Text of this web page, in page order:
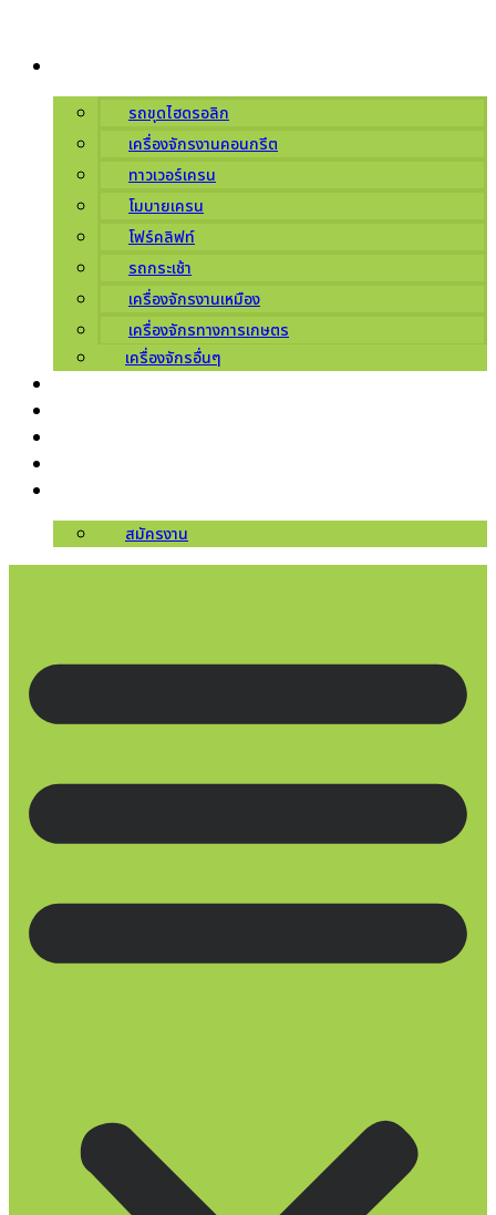
content
รถขุดไฮดรอลิก
เครื่องจักรงานคอนกรีต
ทาวเวอร์เครน
โมบายเครน
โฟร์คลิฟท์
รถกระเช้า
เครื่องจักรงานเหมือง
เครื่องจักรทางการเกษตร
เครื่องจักรอื่นๆ
สมัครงาน